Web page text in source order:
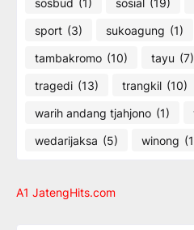
sport (3) sukoagung (1)
tambakromo (10) tayu (7)
tragedi (13) trangkil (10)
warih andang tjahjono (1)
wedarijaksa (5) winong
A1 JatengHits.com